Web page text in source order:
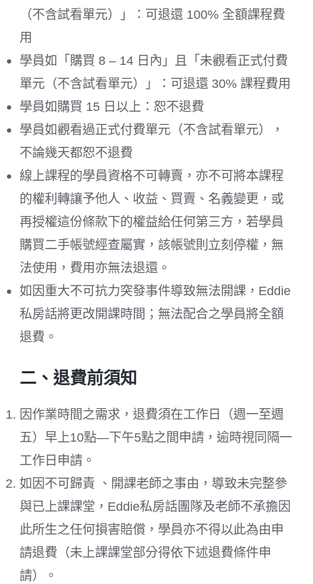
（不含試看單元）」：可退還 100% 全額課程費
用
學員如「購買 8 – 14 日內」且「未觀看正式付費
單元（不含試看單元）」：可退還 30% 課程費用
學員如購買 15 日以上：恕不退費
學員如觀看過正式付費單元（不含試看單元），
不論幾天都恕不退費
線上課程的學員資格不可轉賣，亦不可將本課程
的權利轉讓予他人、收益、買賣、名義變更，或
再授權這份條款下的權益給任何第三方，若學員
購買二手帳號經查屬實，該帳號則立刻停權，無
法使用，費用亦無法退還。
如因重大不可抗力突發事件導致無法開課，Eddie
私房話將更改開課時間；無法配合之學員將全額
退費。
二、退費前須知
因作業時間之需求，退費須在工作日（週一至週
五）早上10點—下午5點之間申請，逾時視同隔一
工作日申請。
如因不可歸責 、開課老師之事由，導致未完整參
與已上課課堂，Eddie私房話團隊及老師不承擔因
此所生之任何損害賠償，學員亦不得以此為由申
請退費（未上課課堂部分得依下述退費條件申
請）。